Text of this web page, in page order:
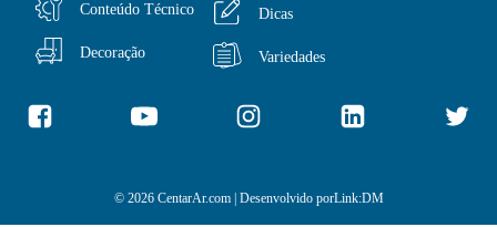
Conteúdo Técnico
Decoração
Dicas
Variedades
© 2026 CentarAr.com | Desenvolvido porLink:DM